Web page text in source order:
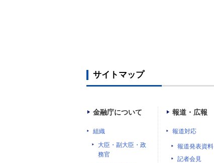
サイトマップ
金融庁について
組織
大臣・副大臣・政
務官
報道・広報
報道対応
報道発表資料
記者会見